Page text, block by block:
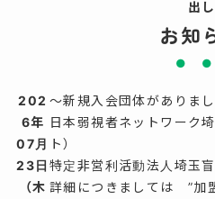
お知
202
6年
07月
23日
（木
～新規入会団体がありま
日本弱視者ネットワーク
ト）
特定非営利活動法人埼玉
詳細につきましては ”加